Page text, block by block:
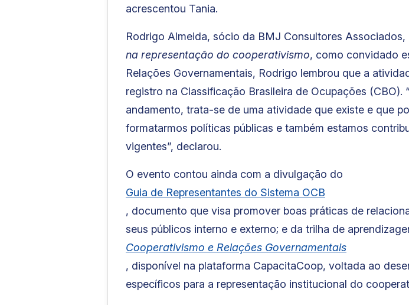
acrescentou Tania.
Rodrigo Almeida, sócio da BMJ Consultores Associados,
na representação do cooperativismo, como convidado
Relações Governamentais, Rodrigo lembrou que a
registro na Classificação Brasileira de Ocupações (CBO).
andamento, trata-se de uma atividade que existe e que
formatarmos políticas públicas e também estamos
vigentes”, declarou.
O evento contou ainda com a divulgação do
Guia de Representantes do Sistema OCB
, documento que visa promover boas práticas de
seus públicos interno e externo; e da trilha de
Cooperativismo e Relações Governamentais
, disponível na plataforma CapacitaCoop, voltada ao
específicos para a representação institucional do